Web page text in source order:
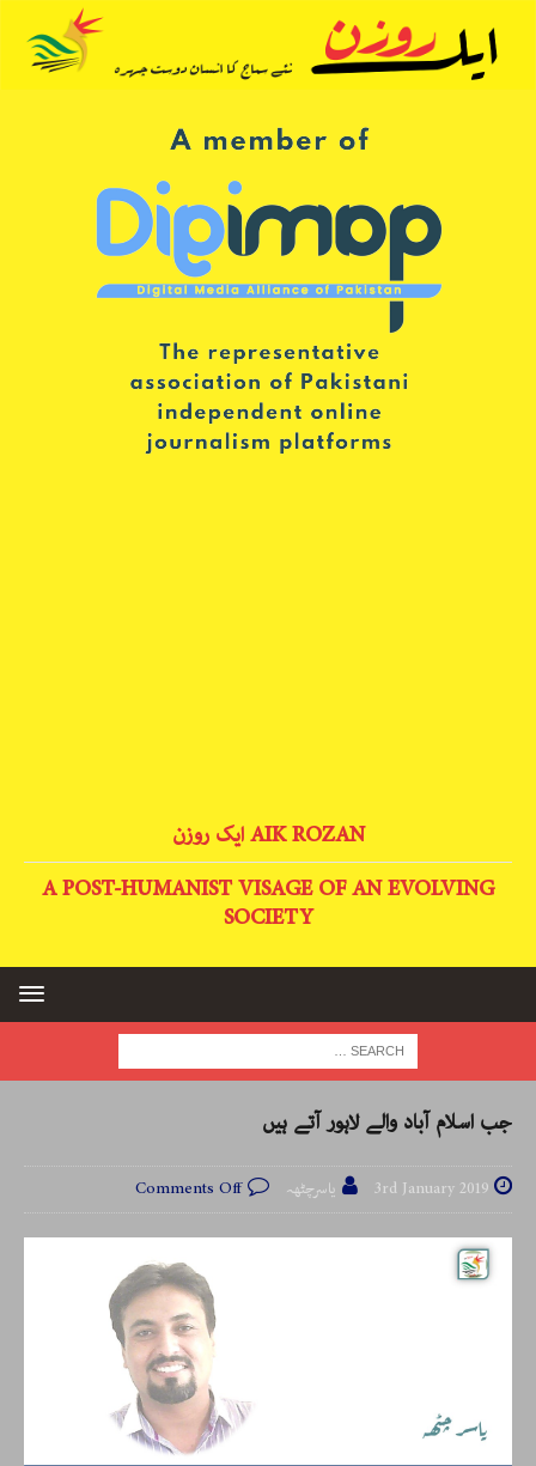
AIK ROZAN ایک روزن
A POST-HUMANIST VISAGE OF AN EVOLVING
SOCIETY
جب اسلام آباد والے لاہور آتے ہیں
3rd January 2019 یاسرچٹھہ Comments Off